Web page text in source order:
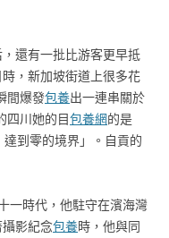
還有一批比游客更早抵
，新加坡街道上很多花
間爆發包養出一連串關於
四川她的目包養網的是
達到零的境界」。自貢的
一時代，他駐守在濱海灣
影紀念包養時，他與同